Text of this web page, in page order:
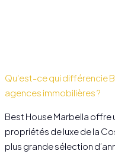
Qu'est-ce qui différencie
agences immobilières ?
Best House Marbella offre
propriétés de luxe de la
plus grande sélection